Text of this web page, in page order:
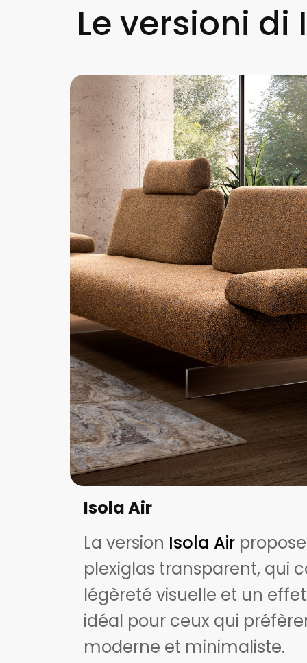
Le versioni di
Isola Air
La version Isola Air
plexiglas transparent, qui
légèreté visuelle et un
idéal pour ceux qui
moderne et minimaliste.